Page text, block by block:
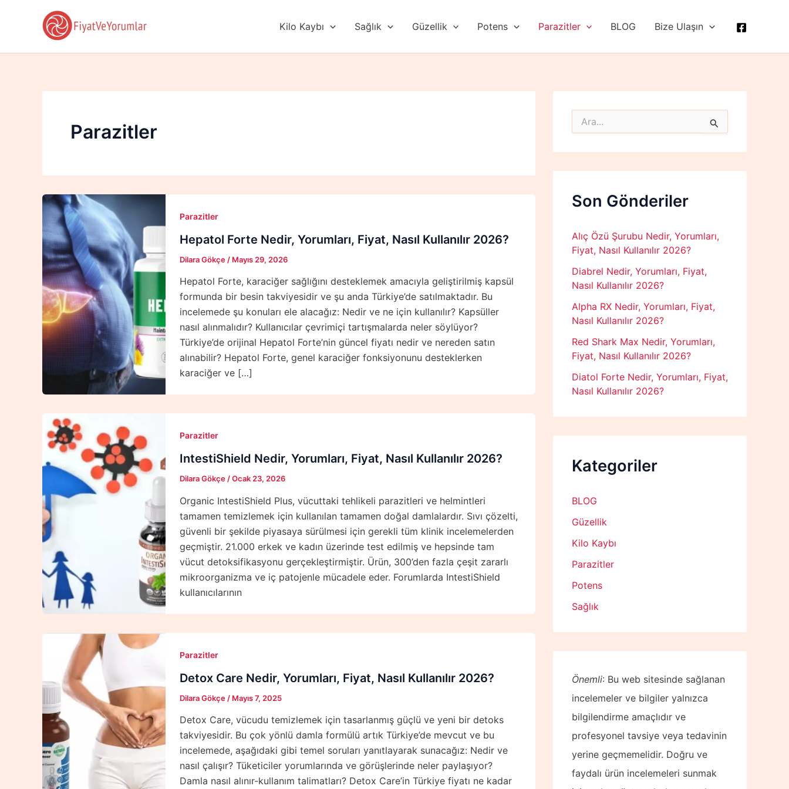
Kilo Kaybı Sağlık Güzellik Potens Parazitler BLOG Bize Ulaşın
Parazitler
Parazitler
Hepatol Forte Nedir, Yorumları, Fiyat, Nasıl Kullanılır 2026?
Dilara Gökçe / Mayıs 29, 2026
Hepatol Forte, karaciğer sağlığını desteklemek amacıyla geliştirilmiş kapsül
formunda bir besin takviyesidir ve şu anda Türkiye’de satılmaktadır. Bu
incelemede şu konuları ele alacağız: Nedir ve ne için kullanılır? Kapsüller
nasıl alınmalıdır? Kullanıcılar çevrimiçi tartışmalarda neler söylüyor?
Türkiye’de orijinal Hepatol Forte’nin güncel fiyatı nedir ve nereden satın
alınabilir? Hepatol Forte, genel karaciğer fonksiyonunu desteklerken
karaciğer ve […]
Parazitler
IntestiShield Nedir, Yorumları, Fiyat, Nasıl Kullanılır 2026?
Dilara Gökçe /Ocak 23, 2026
Organic IntestiShield Plus, vücuttaki tehlikeli parazitleri ve helmintleri
tamamen temizlemek için kullanılan tamamen doğal damlalardır. Sıvı çözelti,
güvenli bir şekilde piyasaya sürülmesi için gerekli tüm klinik incelemelerden
geçmiştir. 21.000 erkek ve kadın üzerinde test edilmiş ve hepsinde tam
vücut detoksifikasyonu gerçekleştirmiştir. Ürün, 300’den fazla çeşit zararlı
mikroorganizma ve iç patojenle mücadele eder. Forumlarda IntestiShield
kullanıcılarının
Parazitler
Detox Care Nedir, Yorumları, Fiyat, Nasıl Kullanılır 2026?
Dilara Gökçe / Mayıs 7, 2025
Detox Care, vücudu temizlemek için tasarlanmış güçlü ve yeni bir detoks
takviyesidir. Bu çok yönlü damla formülü artık Türkiye’de mevcut ve bu
incelemede, aşağıdaki gibi temel soruları yanıtlayarak sunacağız: Nedir ve
nasıl çalışır? Tüketiciler yorumlarında ve görüşlerinde neler paylaşıyor?
Damla nasıl alınır-kullanım talimatları? Detox Care’in Türkiye fiyatı ne kadar
r
h
o
rSon Gönderiler
Alıç Özü Şurubu Nedir, Yorumları,
Fiyat, Nasıl Kullanılır 2026?
Diabrel Nedir, Yorumları, Fiyat,
Nasıl Kullanılır 2026?
Alpha RX Nedir, Yorumları, Fiyat,
Nasıl Kullanılır 2026?
Red Shark Max Nedir, Yorumları,
Fiyat, Nasıl Kullanılır 2026?
Diatol Forte Nedir, Yorumları, Fiyat,
Nasıl Kullanılır 2026?
Kategoriler
BLOG
Güzellik
Kilo Kaybı
Parazitler
Potens
Sağlık
Önemli: Bu web sitesinde sağlanan
incelemeler ve bilgiler yalnızca
bilgilendirme amaçlıdır ve
profesyonel tavsiye veya tedavinin
yerine geçmemelidir. Doğru ve
faydalı ürün incelemeleri sunmak